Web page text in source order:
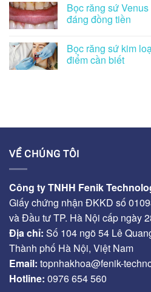
Bọc răng sứ
đáng đồng tiền
Bọc răng sứ kim
điểm cần biết
VỀ CHÚNG TÔI
Công ty TNHH Fenik
Giấy chứng nhận ĐKKD số
và Đầu tư TP. Hà Nội cấp ngày
Địa chỉ: Số 104 ngõ 54 Lê
Thành phố Hà Nội, Việt Nam
Email: topnhakhoa@fenik-
Hotline: 0976 654 560